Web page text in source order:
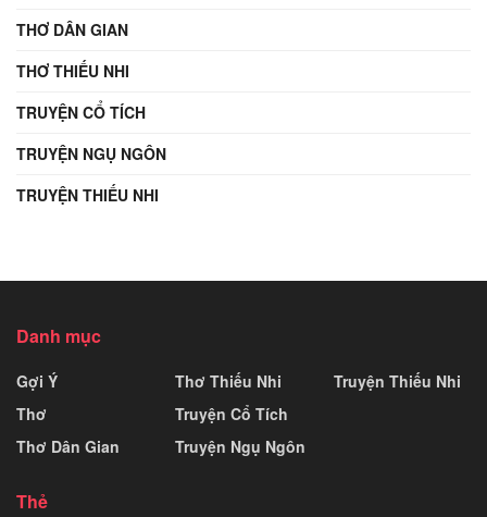
THƠ DÂN GIAN
THƠ THIẾU NHI
TRUYỆN CỔ TÍCH
TRUYỆN NGỤ NGÔN
TRUYỆN THIẾU NHI
Danh mục
Gợi Ý
Thơ
Thơ Dân Gian
Thơ Thiếu Nhi
Truyện Cổ Tích
Truyện Ngụ Ngôn
Truyện Thiếu Nhi
Thẻ